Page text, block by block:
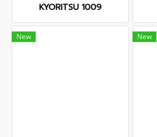
KYORITSU 1009
New New